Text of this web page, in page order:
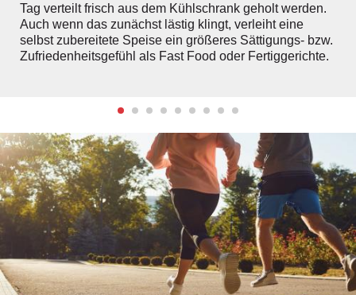
Tag verteilt frisch aus dem Kühlschrank geholt werden.
Auch wenn das zunächst lästig klingt, verleiht eine
selbst zubereitete Speise ein größeres Sättigungs- bzw.
Zufriedenheitsgefühl als Fast Food oder Fertiggerichte.